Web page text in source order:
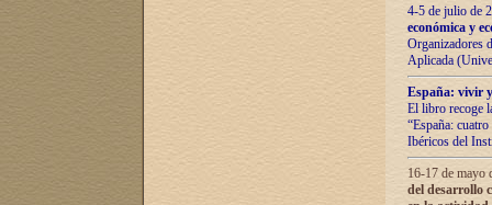
4-5 de julio de
económica y
Organizadores
Aplicada
España: vivir
El libro recoge
“España:
Ibéricos del
16-17 de mayo
del desarrollo